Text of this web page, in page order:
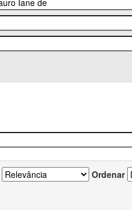
Ordenar